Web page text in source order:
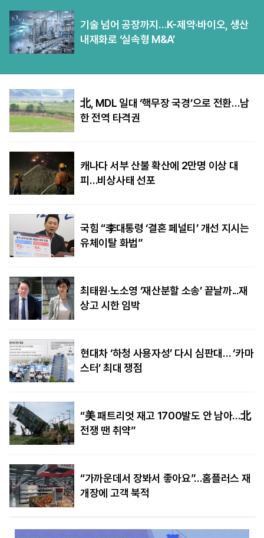
기술 넘어 공장까지…K-제약·바이오, 생산
내재화로 ‘실속형 M&A’
北, MDL 일대 ‘핵무장 국경’으로 전환…남
한 전역 타격권
캐나다 서부 산불 확산에 2만명 이상 대
피…비상사태 선포
국힘 “李대통령 ‘결혼 페널티’ 개선 지시는
유체이탈 화법”
최태원·노소영 ‘재산분할 소송’ 끝날까...재
상고 시한 임박
현대차 ‘하청 사용자성’ 다시 심판대… ‘카마
스터’ 최대 쟁점
“美 패트리엇 재고 1700발도 안 남아…北
전쟁 땐 취약”
“가까운데서 장봐서 좋아요”…홈플러스 재
개장에 고객 북적